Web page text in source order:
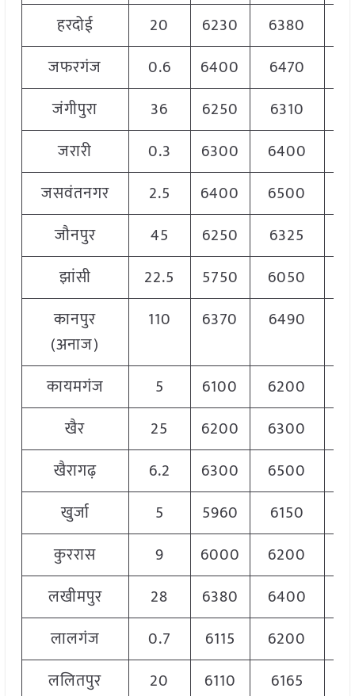
हरदोई
20 6230 6380
जफरगंज
0.6 6400 6470
जंगीपुरा
36 6250 6310
जरारी
0.3 6300 6400
जसवंतनगर
2.5 6400 6500
जौनपुर
45 6250 6325
झांसी
22.5 5750 6050
कानपुर
(अनाज)
110 6370 6490
कायमगंज 5 6100 6200
खैर
25 6200 6300
खैरागढ़
6.2 6300 6500
खुर्जा
5 5960 6150
कुररास
9 6000 6200
लखीमपुर
28 6380 6400
लालगंज
0.7 6115 6200
ललितपुर
20 6110 6165